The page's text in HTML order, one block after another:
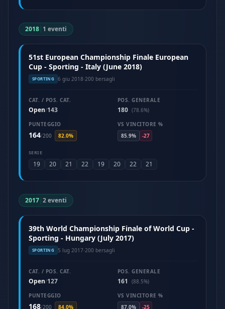
2018| 1 eventi
51st European Championship Finale European
Cup - Sporting - Italy (June 2018)
SPORTING 6 giu 2018·200 bersagli
CAT. / POS. CAT.
Open/143
POS. GENERALE
180 (78.6%)
PUNTEGGIO
164/200 82.0%
VS VINCITORE %
85.9%
-27
SERIE
19 20 21 22 19 20 22 21
2017|2 eventi
39th World Championship Finale of World Cup -
Sporting - Hungary (July 2017)
SPORTING 5 lug 2017·200 bersagli
CAT. / POS. CAT.
Open/127
POS. GENERALE
161
(88.5%)
PUNTEGGIO
168/200 84.0%
VS VINCITORE %
87.0%
-25